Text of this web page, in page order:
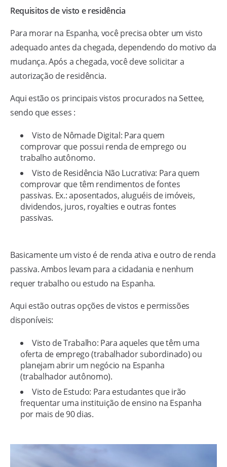
Requisitos de visto e residência
Para morar na Espanha, você precisa obter um visto
adequado antes da chegada, dependendo do motivo da
mudança. Após a chegada, você deve solicitar a
autorização de residência.
Aqui estão os principais vistos procurados na Settee,
sendo que esses :
Visto de Nômade Digital: Para quem
comprovar que possui renda de emprego ou
trabalho autônomo.
Visto de Residência Não Lucrativa: Para quem
comprovar que têm rendimentos de fontes
passivas. Ex.: aposentados, aluguéis de imóveis,
dividendos, juros, royalties e outras fontes
passivas.
Basicamente um visto é de renda ativa e outro de renda
passiva. Ambos levam para a cidadania e nenhum
requer trabalho ou estudo na Espanha.
Aqui estão outras opções de vistos e permissões
disponíveis:
Visto de Trabalho: Para aqueles que têm uma
oferta de emprego (trabalhador subordinado) ou
planejam abrir um negócio na Espanha
(trabalhador autônomo).
Visto de Estudo: Para estudantes que irão
frequentar uma instituição de ensino na Espanha
por mais de 90 dias.